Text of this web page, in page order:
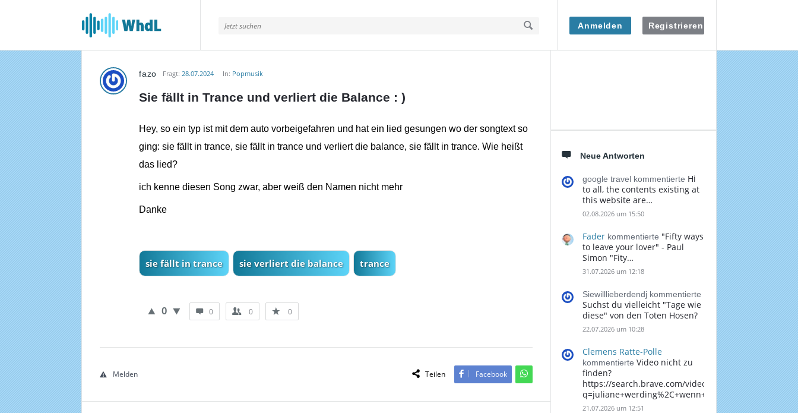
Anmelden Registrieren
Musikforum
von
Musikforum
WieheisstdasLied.de
Neueste
fazo Fragt: 28.07.2024 In: Popmusik
Sie fällt in Trance und verliert die Balance : )
Hey, so ein typ ist mit dem auto vorbeigefahren und hat ein lied gesungen wo der songtext so
ging: sie fällt in trance, sie fällt in trance und verliert die balance, sie fällt in trance. Wie heißt
das lied?
ich kenne diesen Song zwar, aber weiß den Namen nicht mehr
Danke
sie fällt in trance sie verliert die balance trance
0 0 0 0
Teilen Facebook
Melden
Seitenleiste
Neue Antworten
google travel kommentierte Hi
to all, the contents existing at
this website are…
02.08.2026 um 15:50
Fader kommentierte "Fifty ways
to leave your lover" - Paul
Simon "Fity…
31.07.2026 um 12:18
Siewilllieberdendj kommentierte
Suchst du vielleicht "Tage wie
diese" von den Toten Hosen?
22.07.2026 um 10:28
Clemens Ratte-Polle
kommentierte Video nicht zu
finden?
https://search.brave.com/videos?
21.07.2026 um 12:51